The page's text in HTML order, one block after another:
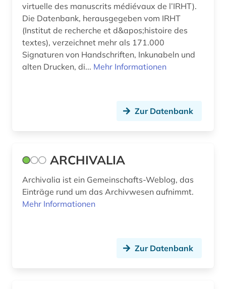
christian gottlob (1)
chronikhandschrift (1)
côte divoire (1)
deutsches sprachgebiet (2)
virtuelle des manuscrits médiévaux de l’IRHT).
Die Datenbank, herausgegeben vom IRHT
(Institut de recherche et d&apos;histoire des
textes), verzeichnet mehr als 171.000
Signaturen von Handschriften, Inkunabeln und
alten Drucken, di... Mehr Informationen
Zur Datenbank
ARCHIVALIA
Archivalia ist ein Gemeinschafts-Weblog, das
Einträge rund um das Archivwesen aufnimmt.
Mehr Informationen
Zur Datenbank